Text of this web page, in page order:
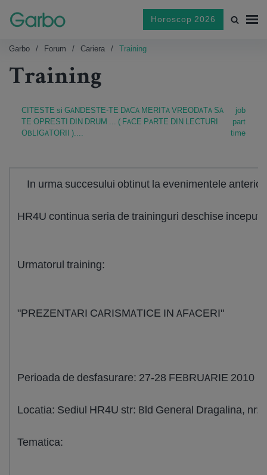
Horoscop 2026
Garbo Forum Cariera Training
Training
CITESTE si GANDESTE-TE DACA MERITA VREODATA SA
TE OPRESTI DIN DRUM ... ( FACE PARTE DIN LECTURI
OBLIGATORII )....
job
part
time
In urma succesului obtinut la evenimentele
HR4U continua seria de traininguri deschise
Urmatorul training:
"PREZENTARI CARISMATICE IN AFACERI"
Perioada de desfasurare: 27-28 FEBRUARIE 2010
Locatia: Sediul HR4U str: Bld General Dragalina, nr:
Tematica: